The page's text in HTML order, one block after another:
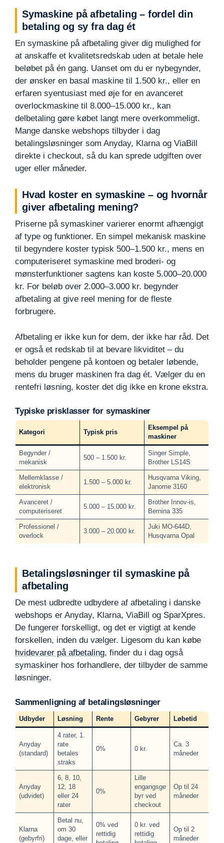
Symaskine på afbetaling – fordel din
betaling og sy fra dag ét
En symaskine på afbetaling giver dig mulighed for
at anskaffe et kvalitetsredskab uden at betale hele
beløbet på én gang. Uanset om du er nybegynder,
der ønsker en basal maskine til 1.500 kr., eller en
erfaren syentusiast med øje for en avanceret
overlockmaskine til 8.000–15.000 kr., kan
delbetaling gøre købet langt mere overkommeligt.
Mange danske webshops tilbyder i dag
betalingsløsninger som Anyday, Klarna og ViaBill
direkte i checkout, så du kan sprede udgiften over
uger eller måneder.
Hvad koster en symaskine – og hvornår
giver afbetaling mening?
Priserne på symaskiner varierer enormt afhængigt
af type og funktioner. En simpel mekanisk maskine
til begyndere koster typisk 500–1.500 kr., mens en
computeriseret symaskine med broderi- og
mønsterfunktioner sagtens kan koste 5.000–20.000
kr. For beløb over 2.000–3.000 kr. begynder
afbetaling at give reel mening for de fleste
forbrugere.
Afbetaling er ikke kun for dem, der ikke har råd. Det
er også et redskab til at bevare likviditet – du
beholder pengene på kontoen og betaler løbende,
mens du bruger maskinen fra dag ét. Vælger du en
rentefri løsning, koster det dig ikke en krone ekstra.
Typiske prisklasser for symaskiner
Kategori Typisk pris
Eksempel på
maskiner
Begynder /
mekanisk
500 – 1.500 kr.
Singer Simple,
Brother LS14S
Mellemklasse /
elektronisk
1.500 – 5.000 kr.
Husqvarna Viking,
Janome 3160
Avanceret /
computeriseret
5.000 – 15.000 kr.
Brother Innov-is,
Bernina 335
Professionel /
overlock
3.000 – 20.000 kr.
Juki MO-644D,
Husqvarna Opal
Betalingsløsninger til symaskine på
afbetaling
De mest udbredte udbydere af afbetaling i danske
webshops er Anyday, Klarna, ViaBill og SparXpres.
De fungerer forskelligt, og det er vigtigt at kende
forskellen, inden du vælger. Ligesom du kan købe
hvidevarer på afbetaling, finder du i dag også
symaskiner hos forhandlere, der tilbyder de samme
løsninger.
Sammenligning af betalingsløsninger
Udbyder Løsning Rente Gebyrer Løbetid
Anyday
(standard)
4 rater, 1.
rate
betales
straks
0% 0 kr.
Ca. 3
måneder
Anyday
(udvidet)
6, 8, 10,
12, 18
eller 24
rater
0%
Lille
engangsge
byr ved
checkout
Op til 24
måneder
Klarna
(gebyrfri)
Betal nu,
om 30
dage, eller
0% ved
rettidig
0 kr. ved
rettidig
Op til 2
måneder